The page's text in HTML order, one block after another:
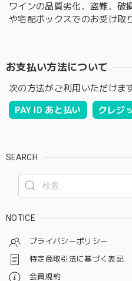
ワインの品質劣化、盗難、破
や宅配ボックスでのお受け取
お支払い方法について
次の方法がご利用いただけま
PAY ID あと払い クレジ
SEARCH
NOTICE
プライバシーポリシー
特定商取引法に基づく表記
会員規約